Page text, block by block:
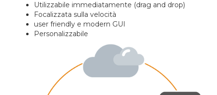
Utilizzabile immediatamente (drag and drop)
Focalizzata sulla velocità
user friendly e modern GUI
Personalizzabile